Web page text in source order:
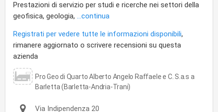
Prestazioni di servizio per studi e ricerche nei settori della
geofisica, geologia, ...continua
Registrati per vedere tutte le informazioni disponibili,
rimanere aggiornato o scrivere recensioni su questa
azienda
Pro Geo di Quarto Alberto Angelo Raffaele e C. S.a.s a
Barletta (Barletta-Andria-Trani)
Via Indipendenza 20